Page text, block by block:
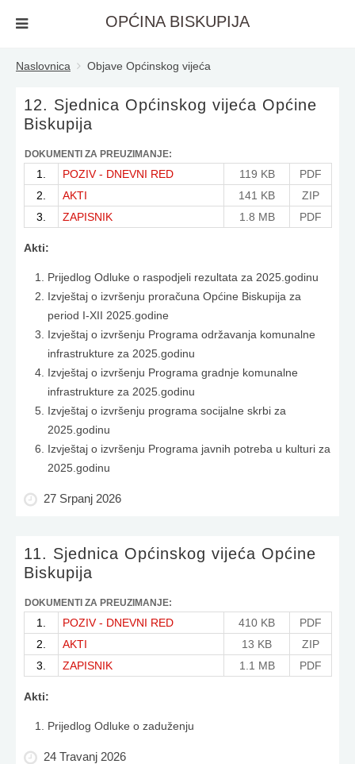
OPĆINA BISKUPIJA
Naslovnica Objave Općinskog vijeća
12. Sjednica Općinskog vijeća Općine
Biskupija
DOKUMENTI ZA PREUZIMANJE:
1. POZIV - DNEVNI RED 119 KB
PDF
2.
AKTI 141 KB
ZIP
3.
ZAPISNIK 1.8 MB PDF
Akti:
Prijedlog Odluke o raspodjeli rezultata za 2025.godinu
Izvještaj o izvršenju proračuna Općine Biskupija za
period I-XII 2025.godine
Izvještaj o izvršenju Programa održavanja komunalne
infrastrukture za 2025.godinu
Izvještaj o izvršenju Programa gradnje komunalne
infrastrukture za 2025.godinu
Izvještaj o izvršenju programa socijalne skrbi za
2025.godinu
Izvještaj o izvršenju Programa javnih potreba u kulturi za
2025.godinu
27 Srpanj 2026
11. Sjednica Općinskog vijeća Općine
Biskupija
DOKUMENTI ZA PREUZIMANJE:
1. POZIV - DNEVNI RED 410 KB
PDF
2.
AKTI 13 KB
ZIP
3.
ZAPISNIK 1.1 MB PDF
Akti:
Prijedlog Odluke o zaduženju
24 Travanj 2026